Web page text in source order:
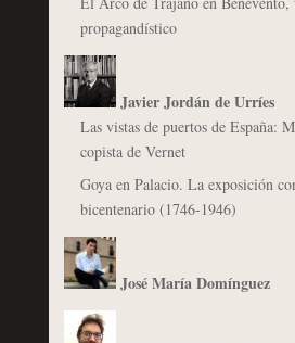
propagandístico
Javier Jordán de Urríes
Las vistas de puertos de España:
copista de Vernet
Goya en Palacio. La exposición
bicentenario (1746-1946)
José María Domínguez